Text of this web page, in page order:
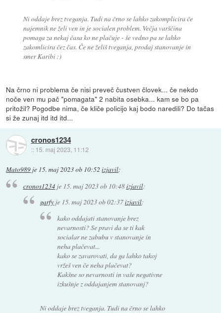
Ni oddaje brez tveganja. Tudi na črno se lahko zakomplicira če
najemnik ne želi ven in je socialen problem. Večja varščina
pomaga za nekaj časa ko ne plačuje - še vedno pa se lahko
zakomlicira čez čas. Če ne želiš tveganja, prodaj stanovanje in
smer Karibi :)
Na črno ni problema če nisi preveč čustven človek... če nekdo
noče ven mu pač "pomagata" 2 nabita osebka... kam se bo pa
pritožil? Pogodbe nima, če kliče policijo kaj bodo naredili? Do tačas
si že zunaj itd itd itd...
cronos1234
:: 15. maj 2023, 11:12
Mato989 je 15. maj 2023 ob 10:52 izjavil:
cronos1234je 15. maj 2023 ob 10:48izjavil:
garfy je 15. maj 2023 ob 02:37izjavil:
kako oddajati stanovanje brez
nevarnosti? Se pravi da se ti kak
socialar ne zabubu v stanovanje in
neha plačevat...
kako se zavarovati, da ga lahko takoj
vržeš ven če neha plačevat?
Kakšne so nevarnosti in vaše negativne
izkušnje z oddajanjem stanovanj?
Ni oddaje brez tveganja. Tudi na črno se lahko